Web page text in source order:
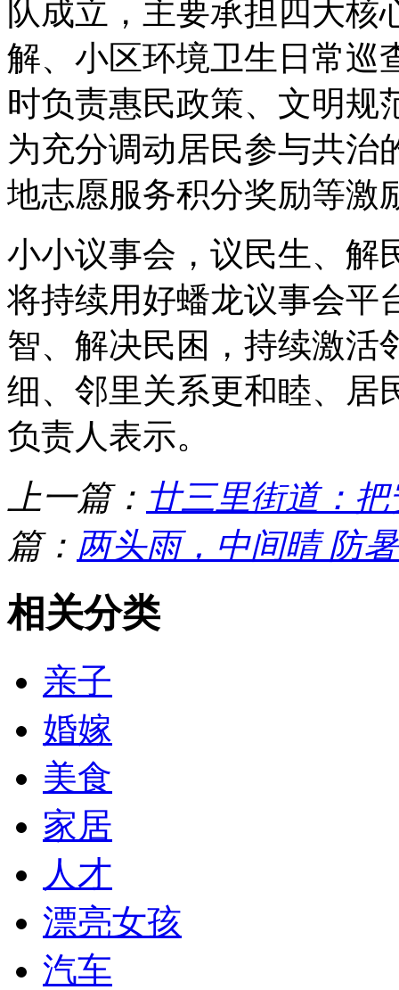
队成立，主要承担四大核
解、小区环境卫生日常巡
时负责惠民政策、文明规
为充分调动居民参与共治
地志愿服务积分奖励等激
小小议事会，议民生、解
将持续用好蟠龙议事会平
智、解决民困，持续激活
细、邻里关系更和睦、居
负责人表示。
上一篇： 廿三里街道：
篇： 两头雨，中间晴 防
相关分类
亲子
婚嫁
美食
家居
人才
漂亮女孩
汽车